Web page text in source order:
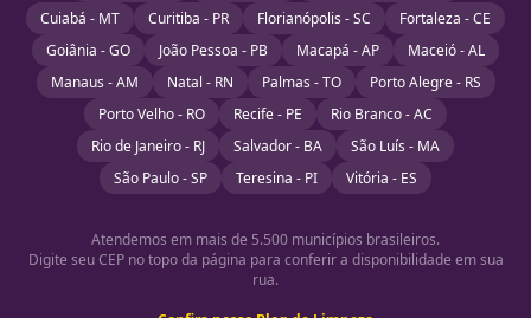
Cuiabá - MT
Curitiba - PR Florianópolis - SC
Fortaleza - CE
Goiânia - GO
João Pessoa - PB Macapá - AP
Maceió - AL
Manaus - AM
Natal - RN Palmas - TO
Porto Alegre - RS
Porto Velho - RO
Recife - PE
Rio Branco - AC
Rio de Janeiro - RJ
Salvador - BA
São Luís - MA
São Paulo - SP
Teresina - PI Vitória - ES
Atendemos em mais de 5.500 municípios brasileiros.
Digite seu CEP no topo da página para conferir a disponibilidade em sua
rua.